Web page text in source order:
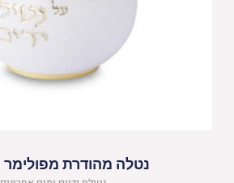
נטלה מהודרת מפולימר 14 ס"מ